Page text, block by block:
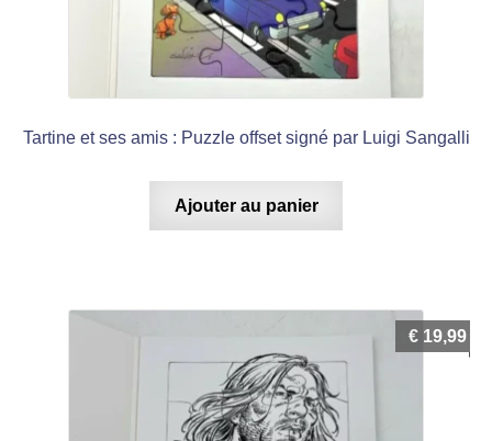
Tartine et ses amis : Puzzle offset signé par Luigi Sangalli
Ajouter au panier
€ 19,99